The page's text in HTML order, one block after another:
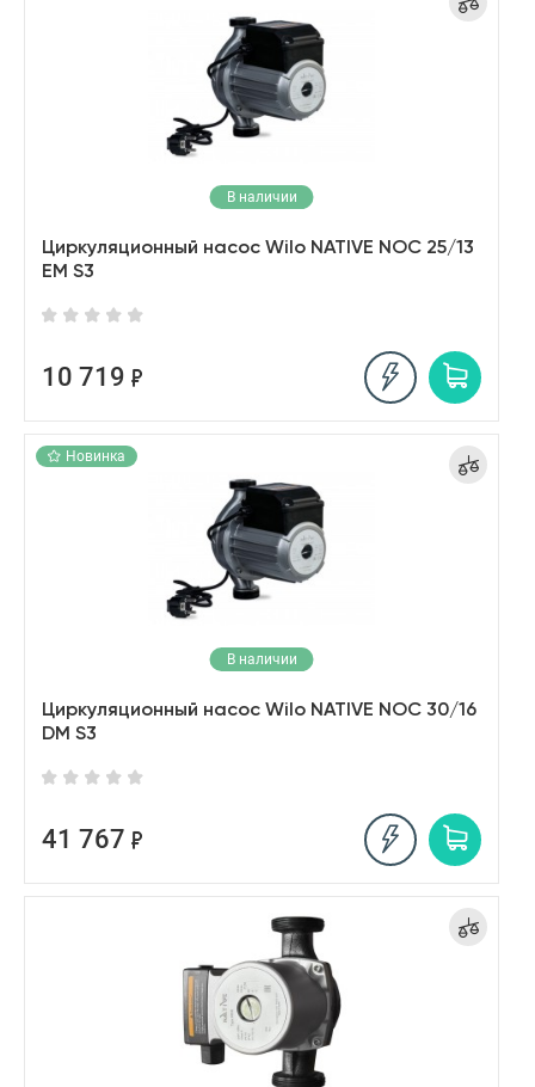
В наличии
Циркуляционный насос Wilo NATIVE NOC 25/13
EM S3
10 719
Новинка
В наличии
Циркуляционный насос Wilo NATIVE NOC 30/16
DM S3
41 767